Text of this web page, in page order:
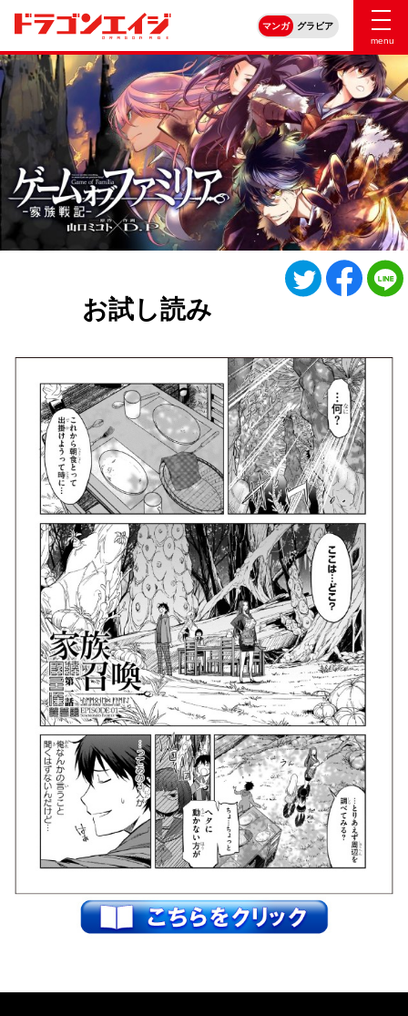
マンガ
グラビア
menu
Twitter
で
す
る
で
す
る
お試し読み